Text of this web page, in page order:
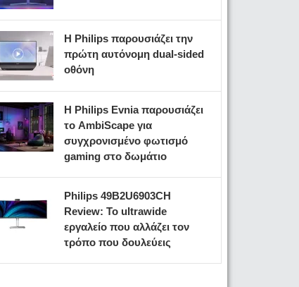
Η Philips παρουσιάζει την
πρώτη αυτόνομη dual-sided
οθόνη
Η Philips Evnia παρουσιάζει
το AmbiScape για
συγχρονισμένο φωτισμό
gaming στο δωμάτιο
Philips 49B2U6903CH
Review: Το ultrawide
εργαλείο που αλλάζει τον
τρόπο που δουλεύεις